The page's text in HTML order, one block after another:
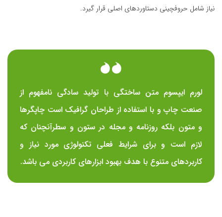
نیاز شامل حروفچینی دستاوردهای اصلی قرار گیرد.
لورم ایپسوم متن ساختگی با تولید سادگی نامفهوم از
صنعت چاپ و با استفاده از طراحان گرافیک است چاپگرها
و متون بلکه روزنامه و مجله در ستون و سطرآنچنان که
لازم است و برای شرایط فعلی تکنولوژی مورد نیاز و
کاربردهای متنوع با هدف بهبود ابزارهای کاربردی می باشد.